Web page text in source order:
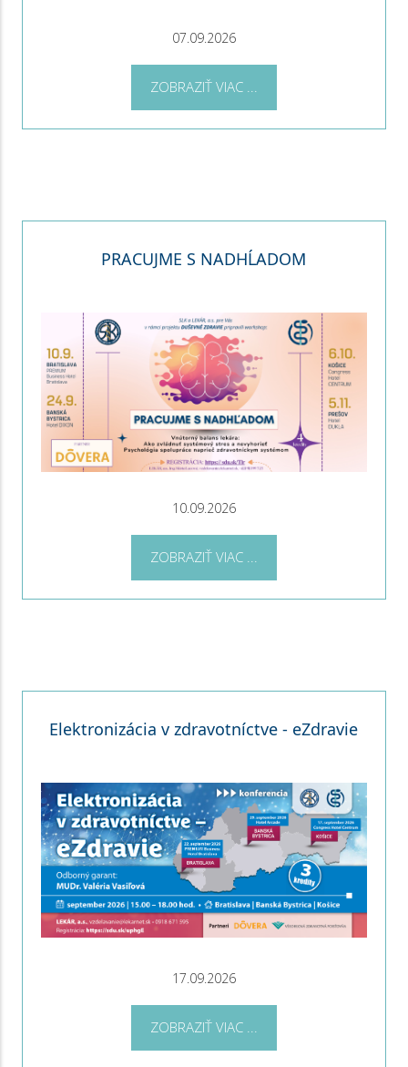
07.09.2026
ZOBRAZIŤ VIAC ...
PRACUJME S NADHĹADOM
10.09.2026
ZOBRAZIŤ VIAC ...
Elektronizácia v zdravotníctve - eZdravie
17.09.2026
ZOBRAZIŤ VIAC ...